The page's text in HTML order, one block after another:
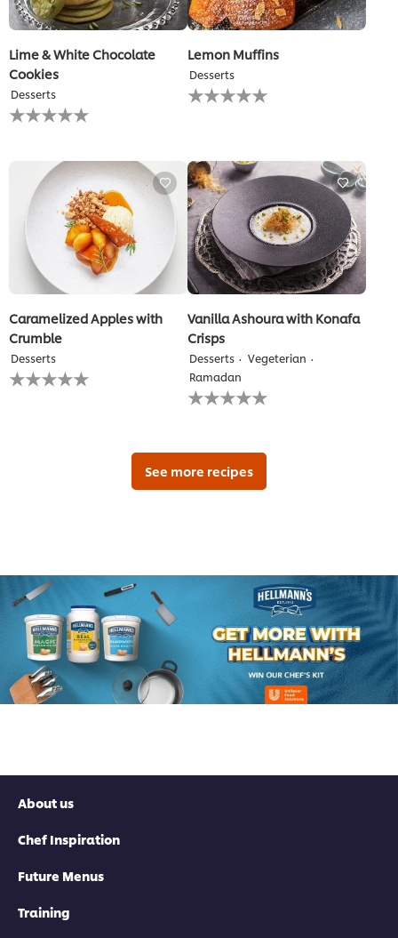
Lime & White Chocolate
Cookies
Desserts
لم
يتم
تقييمات
Lemon Muffins
Desserts
لم
يتم
لهذا
Caramelized Apples with
Crumble
Desserts
لم
يتم
Vanilla Ashoura with Konafa
Crisps
Desserts
Vegeterian
Ramadan
لم
يتم
تقييمات
لهذا
See more recipes
About us
Chef Inspiration
Future Menus
Training